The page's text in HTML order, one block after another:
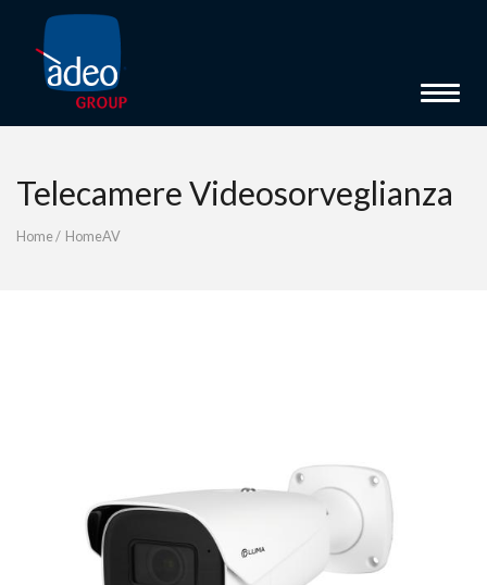
Toggle
Telecamere Videosorveglianza
Home/ HomeAV